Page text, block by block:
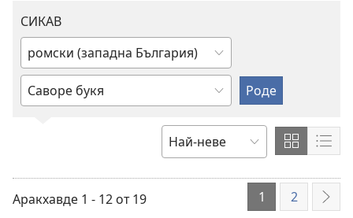
СИКАВ
Въведи
или
избери
Въведи
или
ПОДРЕДИНЕ
Покажи
във
форма
като
Аракхавде 1 - 12 от 19 1 2